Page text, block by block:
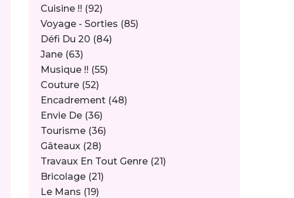
Cuisine !! (92)
Voyage - Sorties (85)
Défi Du 20 (84)
Jane (63)
Musique !! (55)
Couture (52)
Encadrement (48)
Envie De (36)
Tourisme (36)
Gâteaux (28)
Travaux En Tout Genre (21)
Bricolage (21)
Le Mans (19)